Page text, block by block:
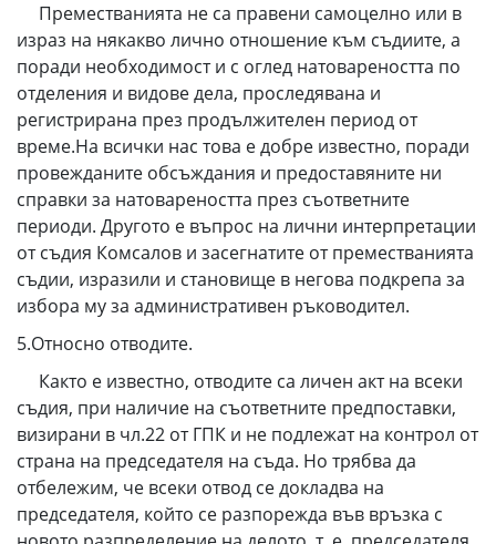
Преместванията не са правени самоцелно или в
израз на някакво лично отношение към съдиите, а
поради необходимост и с оглед натовареността по
отделения и видове дела, проследявана и
регистрирана през продължителен период от
време.На всички нас това е добре известно, поради
провежданите обсъждания и предоставяните ни
справки за натовареността през съответните
периоди. Другото е въпрос на лични интерпретации
от съдия Комсалов и засегнатите от преместванията
съдии, изразили и становище в негова подкрепа за
избора му за административен ръководител.
5.Относно отводите.
Както е известно, отводите са личен акт на всеки
съдия, при наличие на съответните предпоставки,
визирани в чл.22 от ГПК и не подлежат на контрол от
страна на председателя на съда. Но трябва да
отбележим, че всеки отвод се докладва на
председателя, който се разпорежда във връзка с